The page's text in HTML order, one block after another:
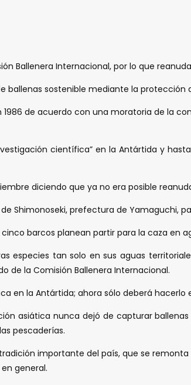
Ballenera Internacional, por lo que
ballenas sostenible mediante la
de acuerdo con una moratoria de la
científica” en la Antártida y
diciendo que ya no era posible
Shimonoseki, prefectura de Yamaguchi,
barcos planean partir para la caza en
especies tan solo en sus aguas
de la Comisión Ballenera Internacional.
en la Antártida; ahora sólo deberá
asiática nunca dejó de capturar
pescaderías.
importante del país, que se
general.